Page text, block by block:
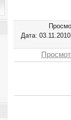
Дата: